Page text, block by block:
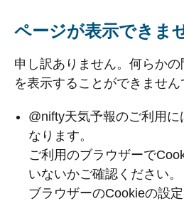
ページが表示できま
申し訳ありません。何らか
を表示することができません
@nifty天気予報のご利用に
なります。
ご利用のブラウザーで
いないかご確認ください。
ブラウザーのCookieの設